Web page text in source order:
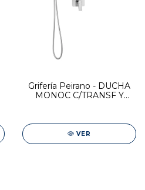
Grifería Peirano - DUCHA
MONOC C/TRANSF Y
VER